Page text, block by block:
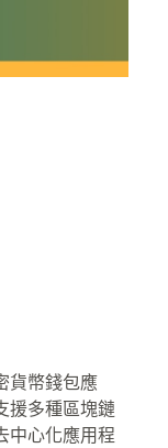
貨幣錢包應
援多種區塊鏈
中心化應用程